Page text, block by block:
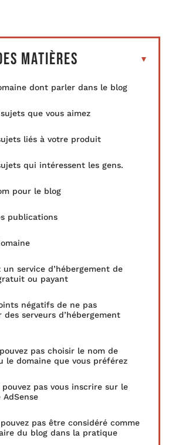
matières
dont parler dans le blog
que vous aimez
liés à votre produit
qui intéressent les gens.
pour le blog
publications
un service d’hébergement de
ou payant
négatifs de ne pas
des serveurs d’hébergement
pas choisir le nom de
le domaine que vous préférez
pouvez pas vous inscrire sur le
AdSense
pas être considéré comme
du blog dans la pratique